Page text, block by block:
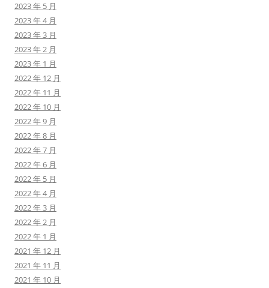
2023 年 5 月
2023 年 4 月
2023 年 3 月
2023 年 2 月
2023 年 1 月
2022 年 12 月
2022 年 11 月
2022 年 10 月
2022 年 9 月
2022 年 8 月
2022 年 7 月
2022 年 6 月
2022 年 5 月
2022 年 4 月
2022 年 3 月
2022 年 2 月
2022 年 1 月
2021 年 12 月
2021 年 11 月
2021 年 10 月